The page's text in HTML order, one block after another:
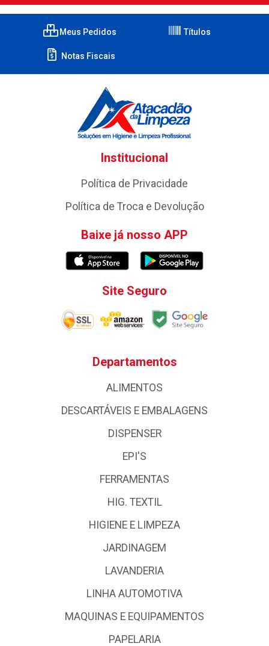
Meus Pedidos Títulos
Notas Fiscais
Institucional
Política de Privacidade
Política de Troca e Devolução
Baixe já nosso APP
Site Seguro
Departamentos
ALIMENTOS
DESCARTÁVEIS E EMBALAGENS
DISPENSER
EPI'S
FERRAMENTAS
HIG. TEXTIL
HIGIENE E LIMPEZA
JARDINAGEM
LAVANDERIA
LINHA AUTOMOTIVA
MAQUINAS E EQUIPAMENTOS
PAPELARIA